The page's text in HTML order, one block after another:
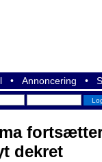
• Annoncering •
dekret